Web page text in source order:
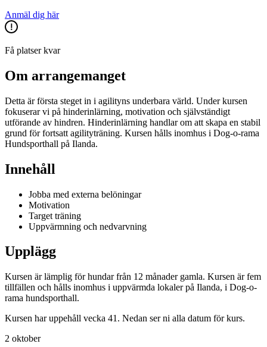
Anmäl dig här
Få platser kvar
Om arrangemanget
Detta är första steget in i agilityns underbara värld. Under kursen
fokuserar vi på hinderinlärning, motivation och självständigt
utförande av hindren. Hinderinlärning handlar om att skapa en stabil
grund för fortsatt agilityträning. Kursen hålls inomhus i Dog-o-rama
Hundsporthall på Ilanda.
Innehåll
Jobba med externa belöningar
Motivation
Target träning
Uppvärmning och nedvarvning
Upplägg
Kursen är lämplig för hundar från 12 månader gamla. Kursen är fem
tillfällen och hålls inomhus i uppvärmda lokaler på Ilanda, i Dog-o-
rama hundsporthall.
Kursen har uppehåll vecka 41. Nedan ser ni alla datum för kurs.
2 oktober